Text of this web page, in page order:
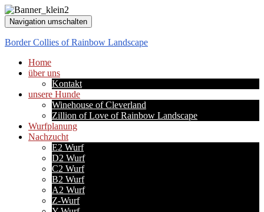
Navigation umschalten
Border Collies of Rainbow Landscape
Home
über uns
Kontakt
unsere Hunde
Winehouse of Cleverland
Zillion of Love of Rainbow Landscape
Wurfplanung
Nachzucht
E2 Wurf
D2 Wurf
C2 Wurf
B2 Wurf
A2 Wurf
Z-Wurf